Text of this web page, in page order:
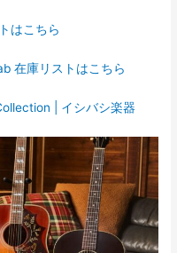
はこちら
在庫リストはこちら
| イシバシ楽器